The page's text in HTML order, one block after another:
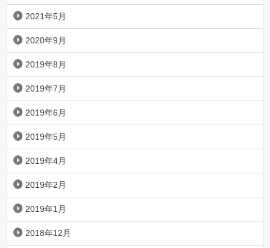
2021年5月
2020年9月
2019年8月
2019年7月
2019年6月
2019年5月
2019年4月
2019年2月
2019年1月
2018年12月